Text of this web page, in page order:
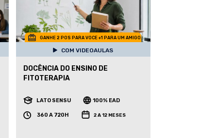
GANHE 2 POS PARA VOCE +1 PARA UM AMIGO
COM VIDEOAULAS
DOCÊNCIA DO ENSINO DE
FITOTERAPIA
LATO SENSU 100% EAD
360 A 720H 2 A 12 MESES